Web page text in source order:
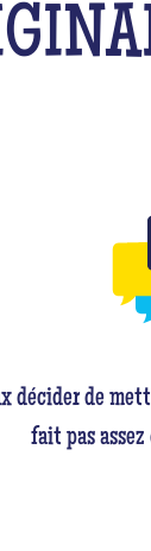
décider de
fait pas